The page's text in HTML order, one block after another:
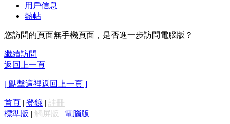
用戶信息
熱帖
您訪問的頁面無手機頁面，是否進一步訪問電腦版？
繼續訪問
返回上一頁
[ 點擊這裡返回上一頁 ]
首頁 | 登錄 | 註冊
標準版 | 觸屏版 | 電腦版 |